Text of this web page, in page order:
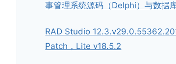
事管理系统源码（Delphi）与数据
RAD Studio
Patch，Lite v18.5.2